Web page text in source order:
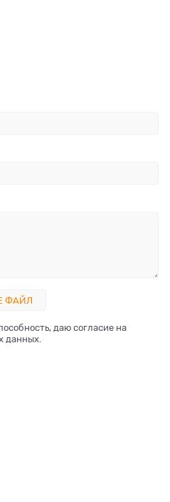
ФАЙЛ
даю согласие на
данных.